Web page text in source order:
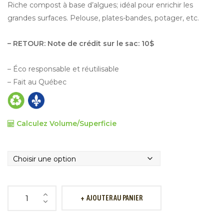
Riche compost à base d’algues; idéal pour enrichir les
grandes surfaces. Pelouse, plates-bandes, potager, etc.
– RETOUR: Note de crédit sur le sac: 10$
– Éco responsable et réutilisable
– Fait au Québec
Calculez Volume/Superficie
Compost
AJOUTER AU PANIER